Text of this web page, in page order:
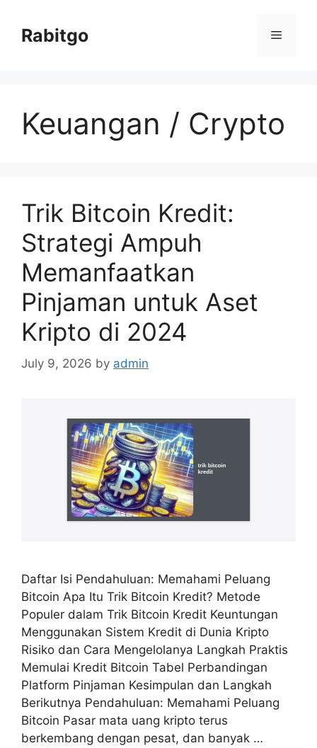
contentRabitgo Menu
Keuangan / Crypto
Trik Bitcoin Kredit:
Strategi Ampuh
Memanfaatkan
Pinjaman untuk Aset
Kripto di 2024
July 9, 2026 by admin
Daftar Isi Pendahuluan: Memahami Peluang
Bitcoin Apa Itu Trik Bitcoin Kredit? Metode
Populer dalam Trik Bitcoin Kredit Keuntungan
Menggunakan Sistem Kredit di Dunia Kripto
Risiko dan Cara Mengelolanya Langkah Praktis
Memulai Kredit Bitcoin Tabel Perbandingan
Platform Pinjaman Kesimpulan dan Langkah
Berikutnya Pendahuluan: Memahami Peluang
Bitcoin Pasar mata uang kripto terus
berkembang dengan pesat, dan banyak …